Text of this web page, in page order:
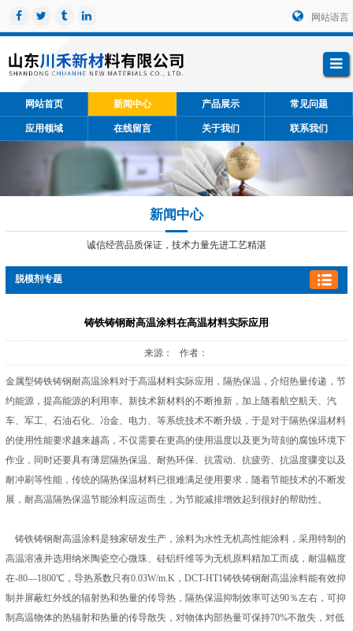
网站语言
网站首页 新闻中心 产品展示 常见问题
应用领域 在线留言 关于我们 联系我们
新闻中心
诚信经营品质保证，技术力量先进工艺精湛
脱模剂专题
铸铁铸钢耐高温涂料在高温材料实际应用
来源： 作者：
金属型铸铁铸钢耐高温涂料对于高温材料实际应用，隔热保温，介绍热量传递，节
约能源，提高能源的利用率。新技术新材料的不断推新，加上随着航空航天、汽
车、军工、石油石化、冶金、电力、等系统技术不断升级，于是对于隔热保温材料
的使用性能要求越来越高，不仅需要在更高的使用温度以及更为苛刻的腐蚀环境下
作业，同时还要具有薄层隔热保温、耐热环保、抗震动、抗疲劳、抗温度骤变以及
耐冲刷等性能，传统的隔热保温材料已很难满足使用要求，随着节能技术的不断发
展，耐高温隔热保温节能涂料应运而生，为节能减排增效起到很好的帮助性。
铸铁铸钢耐高温涂料是独家研发生产，涂料为水性无机高性能涂料，采用特制的
高温溶液并选用纳米陶瓷空心微珠、硅铝纤维等为无机原料精加工而成，耐温幅度
在-80—1800℃，导热系数只有0.03W/m.K，DCT-HT1铸铁铸钢耐高温涂料能有效抑
制并屏蔽红外线的辐射热和热量的传导热，隔热保温抑制效率可达90％左右，可抑
制高温物体的热辐射和热量的传导散失，对物体内部热量可保持70%不散失，对低